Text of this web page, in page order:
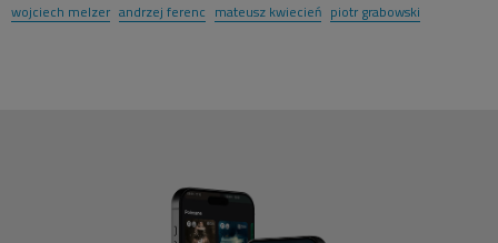
wojciech melzer andrzej ferenc mateusz kwiecień piotr grabowski